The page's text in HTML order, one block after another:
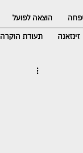
הוצאה לפועל
זינזאנה תעודת הוקרה